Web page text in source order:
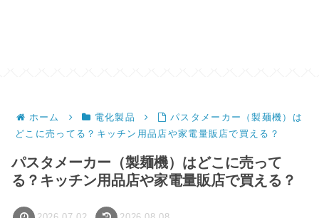
ホーム 電化製品
パスタメーカー（製麺機）は
どこに売ってる？キッチン用品店や家電量販店で買える？
パスタメーカー（製麺機）はどこに売って
る？キッチン用品店や家電量販店で買える？